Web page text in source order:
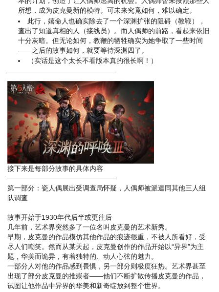
所想，成为皮克曼新的模特。可未来究竟如何，难以确定。
此行，嬉命人也确实除去了一个深渊扩张的阻碍（教鞭），
查出了知道真相的人（接线员）。而人偶师的前路，看起来依旧
十分灰暗。但无论如何，教鞭的牺牲确实为她争取了一些时间
——之后的故事如何，就要等待深渊四了。
（实话是这个太长不看版本真的很长啊！）
————————————————
接下来是每部分故事的具体内容
————————————————
第一部分：瓷人偶展出受调查局怀疑，人偶师被派遣同其他三人组
队调查
故事开始于1930年代后半或更往后
几年前，艺术界突然多了一位名叫皮克曼的艺术新秀。
早期，皮克曼的作品模仿其他作品的痕迹很重，不被人所看好，受
尽人们嘲笑。然而从某天起，皮克曼创作的作品开始以“异界”为主
题，华美而诡异，有着独特的、动人心弦的魅力。
一部分人对他的作品感到畏惧，另一部分则极度狂热。艺术界甚至
出现了部分皮克曼的推崇者——他们不断扩散传播皮克曼的作品，
试图让他作品中异界的华美和新奇绽放到整个世界。